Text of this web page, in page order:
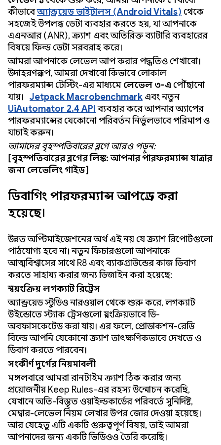
কীভাবেঅ্যান্ড্রয়েড ভাইটালস (Android Vitals) থেকে
সহজেই উপলব্ধ ডেটা ব্যবহার করতে হয়, যা আপনাকে
এএনআর (ANR), ক্র্যাশ এবং অতিরিক্ত ব্যাটারি ব্যবহারের
বিষয়ে ফিল্ড ডেটা সরবরাহ করে।
আমরা আপনাকে লেভেল আপ করার পদ্ধতিও শেখাবো।
উদাহরণস্বরূপ, আমরা দেখাবো কিভাবে লোকাল
পারফরম্যান্স টেস্টিং-এর মাধ্যমে লেভেল ৩-এ পৌঁছানো
যায়। Jetpack Macrobenchmark এবং নতুন
UiAutomator 2.4 API ব্যবহার করে আপনার অ্যাপের
পারফরম্যান্সের যেকোনো পরিবর্তন নির্ভুলভাবে পরিমাপ ও
যাচাই করুন।
আমাদের বৃহস্পতিবারের ব্লগে আরও পড়ুন:
[বৃহস্পতিবারের ব্লগের লিঙ্ক: আপনার পারফরম্যান্স যাত্রার
জন্য লেভেলিং গাইড]
ডিবাগিং পারফরম্যান্স আপগ্রেড করা
হয়েছে।
উন্নত অপ্টিমাইজেশনের অর্থ এই নয় যে ক্র্যাশ রিপোর্টগুলো
পাঠযোগ্য হবে না। নতুন ফিচারগুলো আপনাকে
আত্মবিশ্বাসের সাথে R8 এবং ব্যাকগ্রাউন্ডের কাজ ডিবাগ
করতে সাহায্য করার জন্য ডিজাইন করা হয়েছে:
স্বয়ংক্রিয় লগক্যাট রিট্রেস
অ্যান্ড্রয়েড স্টুডিও নারওয়াল থেকে শুরু করে, লগক্যাট
উইন্ডোতে স্ট্যাক ট্রেসগুলো স্বয়ংক্রিয়ভাবে ডি-
অবফাসকেটেড করা যায়। এর ফলে, প্রোডাকশন-রেডি
বিল্ডে আপনি যেকোনো ক্র্যাশ তাৎক্ষণিকভাবে দেখতে ও
ডিবাগ করতে পারবেন।
সংকীর্ণ দুর্গের নিয়মাবলী
মঙ্গলবারে আমরা রানটাইম ক্র্যাশ ঠিক করার জন্য
প্রয়োজনীয় Keep Rules-এর রহস্য উন্মোচন করেছি,
যেখানে অতি-বিস্তৃত ওয়াইল্ডকার্ডের পরিবর্তে সুনির্দিষ্ট,
মেম্বার-লেভেল নিয়ম লেখার উপর জোর দেওয়া হয়েছে।
আর যেহেতু এটি একটি গুরুত্বপূর্ণ বিষয়, তাই আমরা
আপনাদের জন্য একটি ভিডিওও তৈরি করেছি।